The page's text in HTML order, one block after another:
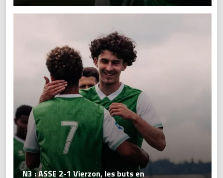
N3 : ASSE 2-1 Vierzon, les buts en